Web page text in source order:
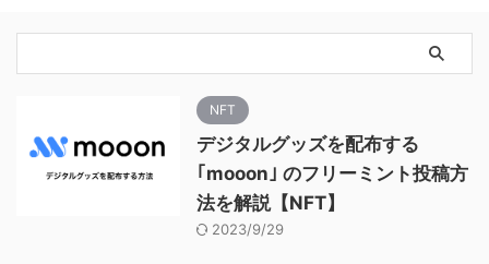
NFT
デジタルグッズを配布する
｢mooon｣ のフリーミント投稿方
法を解説【NFT】
2023/9/29